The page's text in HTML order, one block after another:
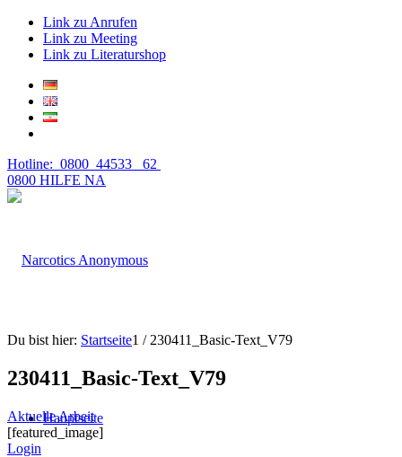
Link zu Anrufen
Link zu Meeting
Link zu Literaturshop
Hotline: 0800 44533 62
0800 HILFE NA
Hauptseite
Du bist hier: Startseite1 / 230411_Basic-Text_V79
230411_Basic-Text_V79
Aktuelle Arbeit
[featured_image]
Login